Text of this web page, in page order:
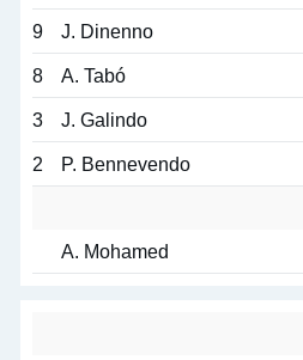
9 J. Dinenno
8 A. Tabó
3 J. Galindo
2 P. Bennevendo
A. Mohamed